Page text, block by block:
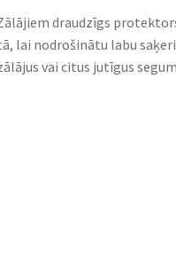
draudzīgs
lai nodrošinātu labu
vai citus jutīgus